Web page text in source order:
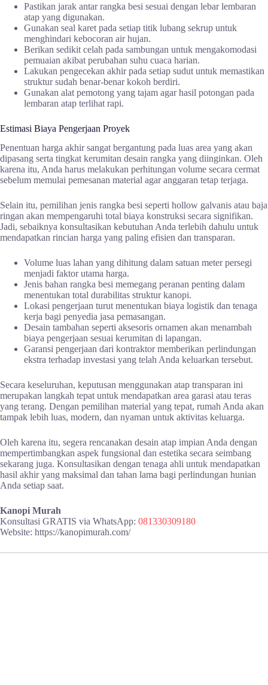
Pastikan jarak antar rangka besi sesuai dengan lebar lembaran
atap yang digunakan.
Gunakan seal karet pada setiap titik lubang sekrup untuk
menghindari kebocoran air hujan.
Berikan sedikit celah pada sambungan untuk mengakomodasi
pemuaian akibat perubahan suhu cuaca harian.
Lakukan pengecekan akhir pada setiap sudut untuk memastikan
struktur sudah benar-benar kokoh berdiri.
Gunakan alat pemotong yang tajam agar hasil potongan pada
lembaran atap terlihat rapi.
Estimasi Biaya Pengerjaan Proyek
Penentuan harga akhir sangat bergantung pada luas area yang akan
dipasang serta tingkat kerumitan desain rangka yang diinginkan. Oleh
karena itu, Anda harus melakukan perhitungan volume secara cermat
sebelum memulai pemesanan material agar anggaran tetap terjaga.
Selain itu, pemilihan jenis rangka besi seperti hollow galvanis atau baja
ringan akan mempengaruhi total biaya konstruksi secara signifikan.
Jadi, sebaiknya konsultasikan kebutuhan Anda terlebih dahulu untuk
mendapatkan rincian harga yang paling efisien dan transparan.
Volume luas lahan yang dihitung dalam satuan meter persegi
menjadi faktor utama harga.
Jenis bahan rangka besi memegang peranan penting dalam
menentukan total durabilitas struktur kanopi.
Lokasi pengerjaan turut menentukan biaya logistik dan tenaga
kerja bagi penyedia jasa pemasangan.
Desain tambahan seperti aksesoris ornamen akan menambah
biaya pengerjaan sesuai kerumitan di lapangan.
Garansi pengerjaan dari kontraktor memberikan perlindungan
ekstra terhadap investasi yang telah Anda keluarkan tersebut.
Secara keseluruhan, keputusan menggunakan atap transparan ini
merupakan langkah tepat untuk mendapatkan area garasi atau teras
yang terang. Dengan pemilihan material yang tepat, rumah Anda akan
tampak lebih luas, modern, dan nyaman untuk aktivitas keluarga.
Oleh karena itu, segera rencanakan desain atap impian Anda dengan
mempertimbangkan aspek fungsional dan estetika secara seimbang
sekarang juga. Konsultasikan dengan tenaga ahli untuk mendapatkan
hasil akhir yang maksimal dan tahan lama bagi perlindungan hunian
Anda setiap saat.
Kanopi Murah
Konsultasi GRATIS via WhatsApp: 081330309180
Website: https://kanopimurah.com/